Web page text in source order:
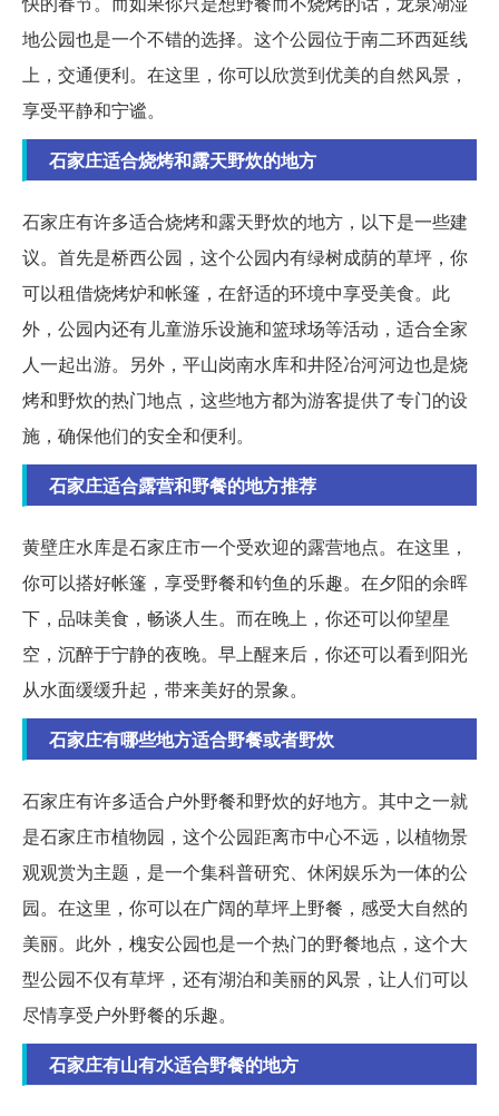
地公园也是一个不错的选择。这个公园位于南二环西延线
上，交通便利。在这里，你可以欣赏到优美的自然风景，
享受平静和宁谧。
石家庄适合烧烤和露天野炊的地方
石家庄有许多适合烧烤和露天野炊的地方，以下是一些建
议。首先是桥西公园，这个公园内有绿树成荫的草坪，你
可以租借烧烤炉和帐篷，在舒适的环境中享受美食。此
外，公园内还有儿童游乐设施和篮球场等活动，适合全家
人一起出游。另外，平山岗南水库和井陉冶河河边也是烧
烤和野炊的热门地点，这些地方都为游客提供了专门的设
施，确保他们的安全和便利。
石家庄适合露营和野餐的地方推荐
黄壁庄水库是石家庄市一个受欢迎的露营地点。在这里，
你可以搭好帐篷，享受野餐和钓鱼的乐趣。在夕阳的余晖
下，品味美食，畅谈人生。而在晚上，你还可以仰望星
空，沉醉于宁静的夜晚。早上醒来后，你还可以看到阳光
从水面缓缓升起，带来美好的景象。
石家庄有哪些地方适合野餐或者野炊
石家庄有许多适合户外野餐和野炊的好地方。其中之一就
是石家庄市植物园，这个公园距离市中心不远，以植物景
观观赏为主题，是一个集科普研究、休闲娱乐为一体的公
园。在这里，你可以在广阔的草坪上野餐，感受大自然的
美丽。此外，槐安公园也是一个热门的野餐地点，这个大
型公园不仅有草坪，还有湖泊和美丽的风景，让人们可以
尽情享受户外野餐的乐趣。
石家庄有山有水适合野餐的地方